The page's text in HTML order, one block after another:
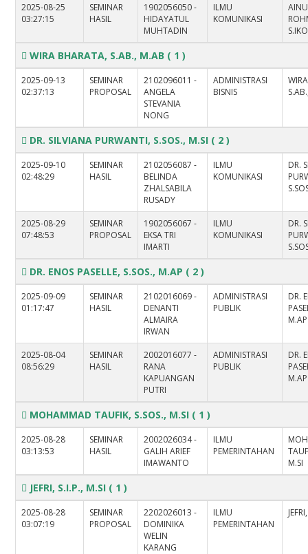
2025-08-25
03:27:15
SEMINAR
HASIL
1902056050 -
HIDAYATUL
MUHTADIN
ILMU
KOMUNIKASI
WIRA BHARATA, S.AB., M.AB ( 1 )
2025-09-13
02:37:13
SEMINAR
PROPOSAL
2102096011 -
ANGELA
STEVANIA
NONG
ADMINISTRASI
BISNIS
DR. SILVIANA PURWANTI, S.SOS., M.SI ( 2 )
2025-09-10
02:48:29
SEMINAR
HASIL
2102056087 -
BELINDA
ZHALSABILA
RUSADY
ILMU
KOMUNIKASI
DR.
2025-08-29
07:48:53
SEMINAR
PROPOSAL
1902056067 -
EKSA TRI
IMARTI
ILMU
KOMUNIKASI
DR.
DR. ENOS PASELLE, S.SOS., M.AP ( 2 )
2025-09-09
01:17:47
SEMINAR
HASIL
2102016069 -
DENANTI
ALMAIRA
IRWAN
ADMINISTRASI
PUBLIK
DR.
M.AP
2025-08-04
08:56:29
SEMINAR
HASIL
2002016077 -
RANA
KAPUANGAN
PUTRI
ADMINISTRASI
PUBLIK
DR.
M.AP
MOHAMMAD TAUFIK, S.SOS., M.SI ( 1 )
2025-08-28
03:13:53
SEMINAR
HASIL
2002026034 -
GALIH ARIEF
IMAWANTO
ILMU
PEMERINTAHAN
M.SI
JEFRI, S.I.P., M.SI ( 1 )
2025-08-28
03:07:19
SEMINAR
PROPOSAL
2202026013 -
DOMINIKA
WELIN
KARANG
ILMU
PEMERINTAHAN